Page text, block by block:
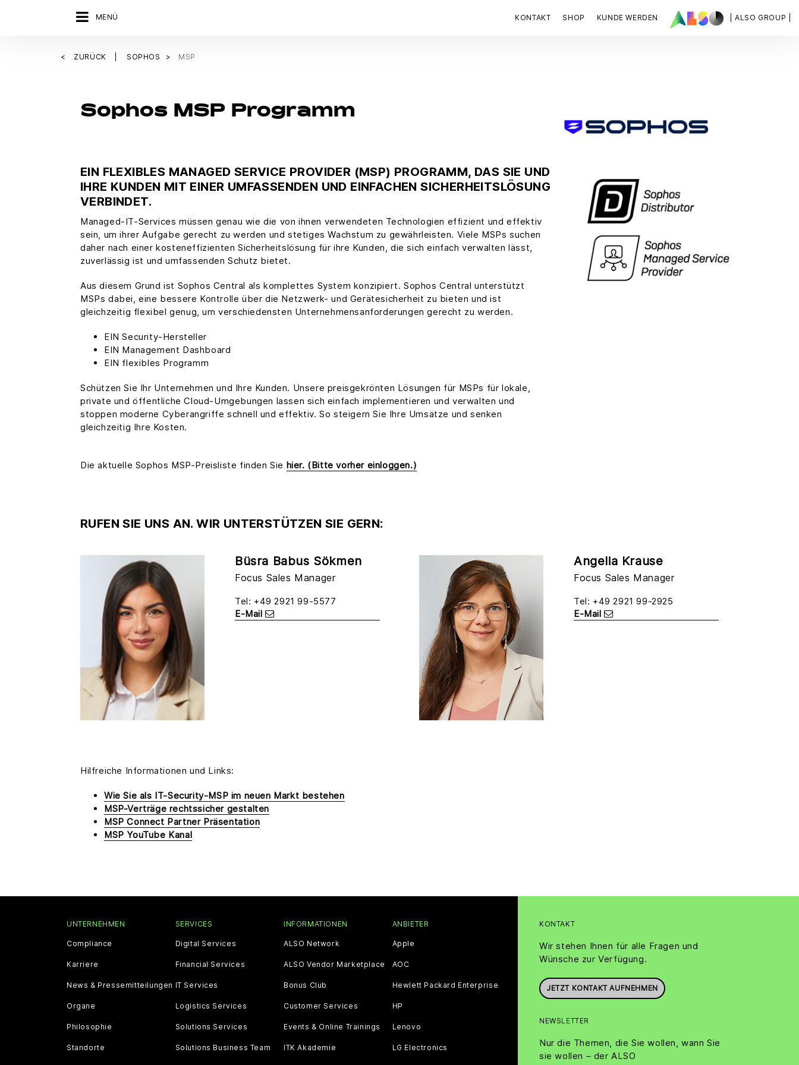
MENÜ | ALSO GROUP |
KONTAKT SHOP KUNDE WERDEN
ZURÜCK SOPHOS MSP
Sophos MSP Programm
EIN FLEXIBLES MANAGED SERVICE PROVIDER (MSP) PROGRAMM, DAS SIE UND
IHRE KUNDEN MIT EINER UMFASSENDEN UND EINFACHEN SICHERHEITSLÖSUNG
VERBINDET.
Managed-IT-Services müssen genau wie die von ihnen verwendeten Technologien effizient und effektiv
sein, um ihrer Aufgabe gerecht zu werden und stetiges Wachstum zu gewährleisten. Viele MSPs suchen
daher nach einer kosteneffizienten Sicherheitslösung für ihre Kunden, die sich einfach verwalten lässt,
zuverlässig ist und umfassenden Schutz bietet.
Aus diesem Grund ist Sophos Central als komplettes System konzipiert. Sophos Central unterstützt
MSPs dabei, eine bessere Kontrolle über die Netzwerk- und Gerätesicherheit zu bieten und ist
gleichzeitig flexibel genug, um verschiedensten Unternehmensanforderungen gerecht zu werden.
EIN Security-Hersteller
EIN Management Dashboard
EIN flexibles Programm
Schützen Sie Ihr Unternehmen und Ihre Kunden. Unsere preisgekrönten Lösungen für MSPs für lokale,
private und öffentliche Cloud-Umgebungen lassen sich einfach implementieren und verwalten und
stoppen moderne Cyberangriffe schnell und effektiv. So steigern Sie Ihre Umsätze und senken
gleichzeitig Ihre Kosten.
Die aktuelle Sophos MSP-Preisliste finden Sie hier. (Bitte vorher einloggen.)
RUFEN SIE UNS AN. WIR UNTERSTÜTZEN SIE GERN:
Büsra Babus Sökmen
Focus Sales Manager
Tel: +49 2921 99-5577
E-Mail
Angelia Krause
Focus Sales Manager
Tel: +49 2921 99-2925
E-Mail
Hilfreiche Informationen und Links:
Wie Sie als IT-Security-MSP im neuen Markt bestehen
MSP-Verträge rechtssicher gestalten
MSP Connect Partner Präsentation
MSP YouTube Kanal
KONTAKT
Wir stehen Ihnen für alle Fragen und
Wünsche zur Verfügung.
JETZT KONTAKT AUFNEHMEN
NEWSLETTER
Nur die Themen, die Sie wollen, wann Sie
sie wollen – der ALSO
UNTERNEHMEN
Compliance
Karriere
News & Pressemitteilungen
Organe
Philosophie
Standorte
SERVICES
Digital Services
Financial Services
IT Services
Logistics Services
Solutions Services
Solutions Business Team
INFORMATIONEN
ALSO Network
ALSO Vendor Marketplace
Bonus Club
Customer Services
Events & Online Trainings
ITK Akademie
ANBIETER
Apple
AOC
Hewlett Packard Enterprise
HP
Lenovo
LG Electronics